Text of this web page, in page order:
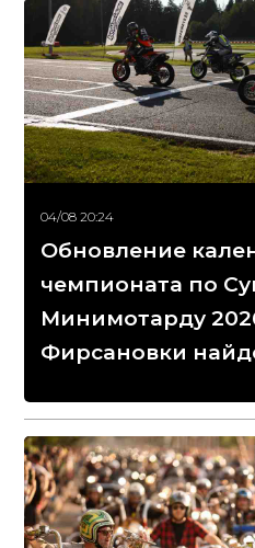
04/08 20:24
Обновление
чемпионата по
Минимотарду
Фирсановки